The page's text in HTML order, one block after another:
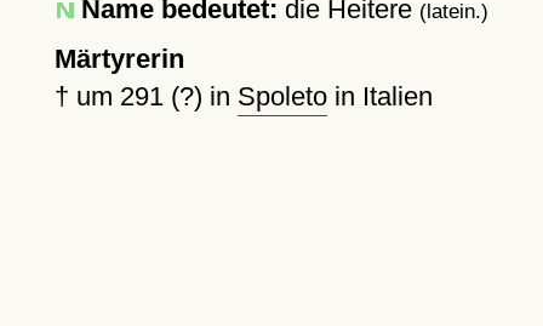
Name bedeutet: die Heitere (latein.)
Märtyrerin
† um 291 (?) in Spoletoin Italien